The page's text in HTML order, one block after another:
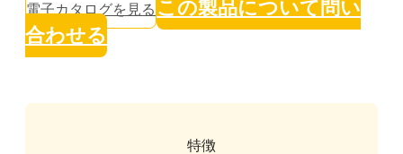
電子カタログを見る この製品について問い
合わせる
特徴